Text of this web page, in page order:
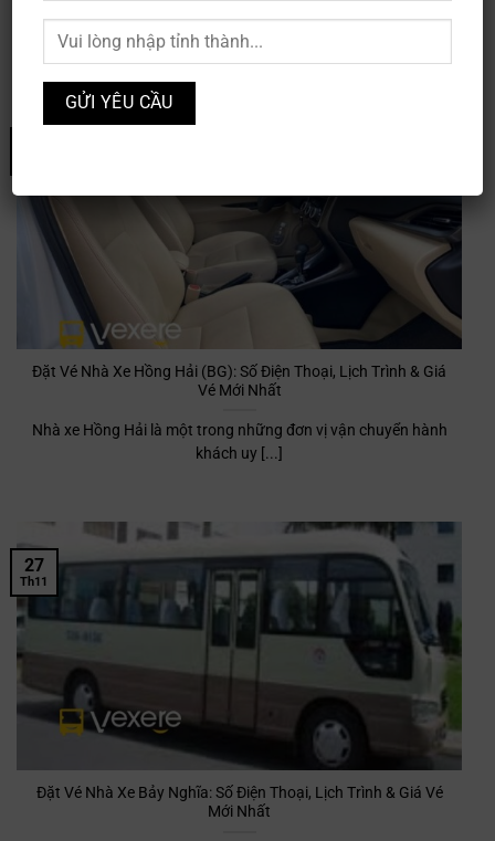
vụ tuyến đường [...]
Đặt Vé Nhà Xe Hồng Hải (BG): Số Điện Thoại, Lịch Trình & Giá
Vé Mới Nhất
Nhà xe Hồng Hải là một trong những đơn vị vận chuyển hành
khách uy [...]
Đặt Vé Nhà Xe Bảy Nghĩa: Số Điện Thoại, Lịch Trình & Giá Vé
Mới Nhất
27
Th11